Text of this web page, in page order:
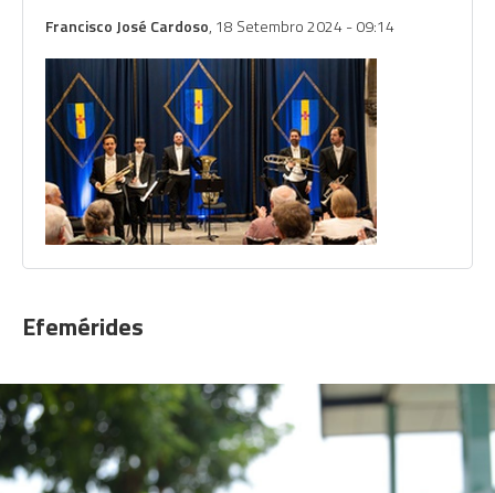
Francisco José Cardoso, 18 Setembro 2024 - 09:14
Efemérides